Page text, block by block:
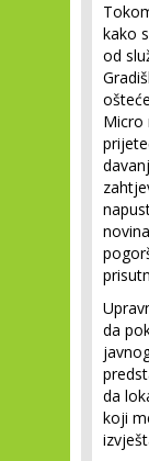
kako
od
Micro
da
da
koji